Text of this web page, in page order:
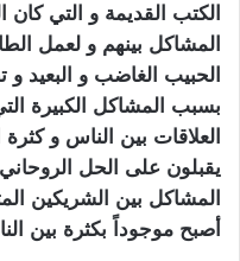
الكتب القديمة و التي
المشاكل بينهم و لعمل
الحبيب الغاضب و البعيد
بسبب المشاكل الكبيرة
العلاقات بين الناس و
يقبلون على الحل
المشاكل بين الشريكين
أصبح موجوداً بكثرة بين